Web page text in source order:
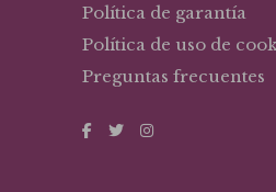
Política de garantía
Política de uso de
Preguntas frecuentes